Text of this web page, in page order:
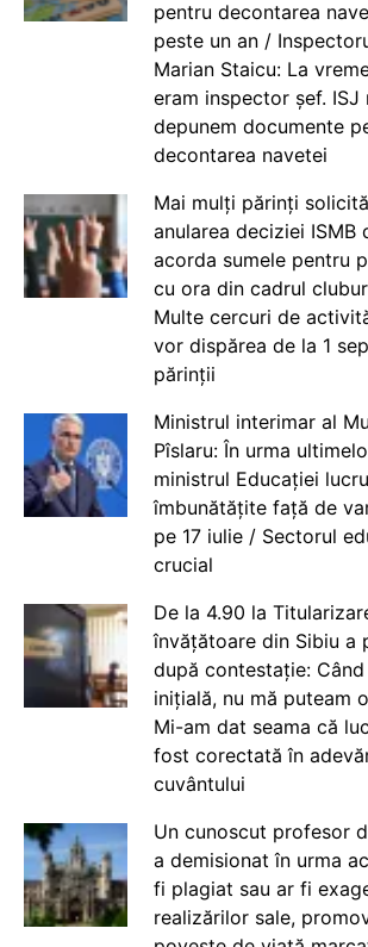
pentru decontarea
peste un an /
Marian Staicu: La
eram inspector șef. ISJ
depunem documente
decontarea navetei
Mai mulți părinți
anularea deciziei ISMB
acorda sumele pentru
cu ora din cadrul
Multe cercuri de
vor dispărea de la 1
părinții
Ministrul interimar al
Pîslaru: În urma
ministrul Educației
îmbunătățite față de
pe 17 iulie / Sectorul
crucial
De la 4.90 la
învățătoare din Sibiu a
după contestație:
inițială, nu mă puteam
Mi-am dat seama că
fost corectată în
cuvântului
Un cunoscut profesor
a demisionat în urma
fi plagiat sau ar fi
realizărilor sale,